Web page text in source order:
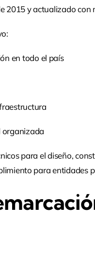
2015 y actualizado
en todo el país
organizada
para el diseño,
para entidades